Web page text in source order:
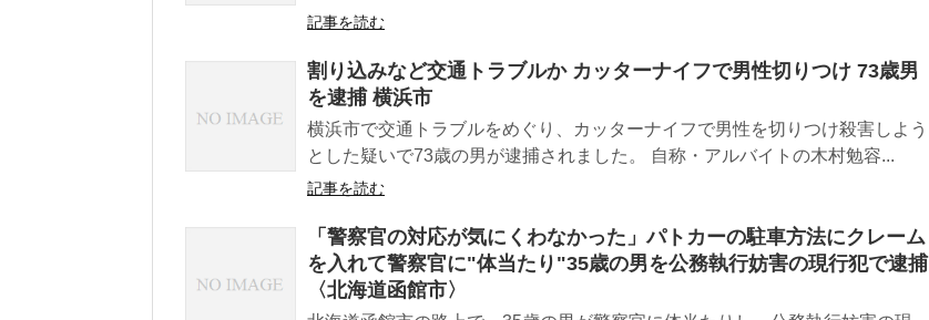
記事を読む
割り込みなど交通トラブルか カッターナイフで男性切りつけ 73歳男
を逮捕 横浜市
横浜市で交通トラブルをめぐり、カッターナイフで男性を切りつけ殺害しよう
とした疑いで73歳の男が逮捕されました。 自称・アルバイトの木村勉容...
記事を読む
「警察官の対応が気にくわなかった」パトカーの駐車方法にクレーム
を入れて警察官に"体当たり"35歳の男を公務執行妨害の現行犯で逮捕
〈北海道函館市〉